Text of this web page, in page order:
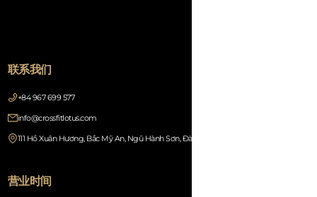
联系我们
+84 967 699 577
info@crossfitlotus.com
111 Hồ Xuân Hương, Bắc Mỹ An, Ngũ Hành Sơn, Đà Nẵng 550000, Vietnam
营业时间